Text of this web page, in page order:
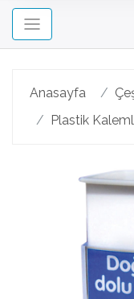
Anasayfa
Plastik